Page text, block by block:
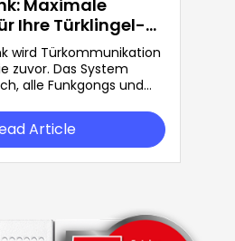
Maximale
Ihre Türklingel-
wird Türkommunikation
zuvor. Das System
alle Funkgongs und
ganz nach Ihren
Article